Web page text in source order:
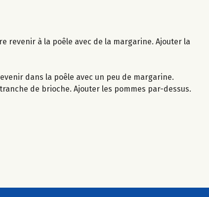
revenir à la poêle avec de la margarine. Ajouter la
dans la poêle avec un peu de margarine.
de brioche. Ajouter les pommes par-dessus.